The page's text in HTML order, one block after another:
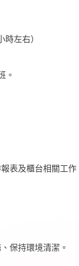
左右）
。
表及櫃台相關工作
保持環境清潔。